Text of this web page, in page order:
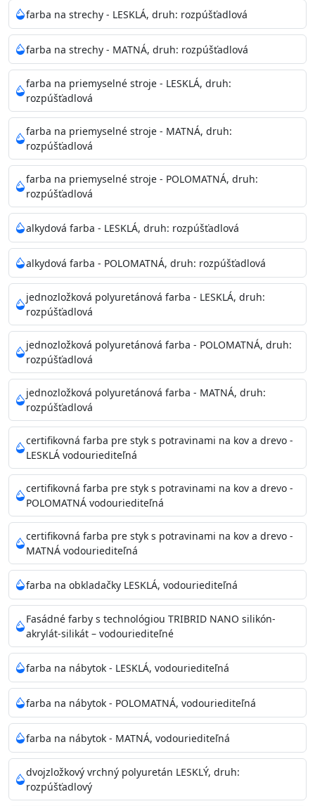
Neaplikujte pri teplote pod 5°C a nad teplotu 35°C alebo
pri relatívnej vlhkosti nad 80%.
Nepoužitá farba vyžaduje špeciálne zaobchádzanie na
bezpečnú likvidáciu.
Riedenie: do 10% vodou, podľa spôsobu aplikácie
Doba schnutia na dotyk
Doba na druhý náter: 3-4 hodiny
Balenie : 750ml, 1l, 3l, 9l, 15l
Výdatnosť na jednu vrstvu
Aplikácia: štetec, valček, striekacia pištoľ
Povrchová úprava: 1
Je možné tónovať v systéme Colorfull: áno
Merná hmotnosť : 1,54 ± 0,02 Kg / L (ISO 2811)
Čistenie: vodou
Príprava povrchu
Povrchy musia byť hladké, čisté, suché, zbavené prachu,
mastnoty, solí a materiálov so zlou priľnavosťou. Otvory
alebo trhliny vyplňte
akrylovým tmelom Acrylic putty, Visto alebo Acrylic light
putty a prebrúste. Nové alebo porézne povrchy natreté
menej kvalitnými farbami
vždy penetrujte. Odporúčané penetračné nátery
Acrylan Unco, Gypsum board alebo Vitex Primer 100% a
na škvrny použite Blanco eco
riediteľné vodou.
Skladovanie
48 mesiacov v orig. uzavretých obaloch medzi 5°C až
25°C
farba na strechy - LESKLÁ, druh: rozpúšťadlová
farba na strechy - MATNÁ, druh: rozpúšťadlová
farba na priemyselné stroje - LESKLÁ, druh:
rozpúšťadlová
farba na priemyselné stroje - MATNÁ, druh:
rozpúšťadlová
farba na priemyselné stroje - POLOMATNÁ, druh:
rozpúšťadlová
alkydová farba - LESKLÁ, druh: rozpúšťadlová
alkydová farba - POLOMATNÁ, druh: rozpúšťadlová
jednozložková polyuretánová farba - LESKLÁ, druh:
rozpúšťadlová
jednozložková polyuretánová farba - POLOMATNÁ, druh:
rozpúšťadlová
jednozložková polyuretánová farba - MATNÁ, druh:
rozpúšťadlová
certifikovná farba pre styk s potravinami na kov a drevo -
LESKLÁ vodouriediteľná
certifikovná farba pre styk s potravinami na kov a drevo -
POLOMATNÁ vodouriediteľná
certifikovná farba pre styk s potravinami na kov a drevo -
MATNÁ vodouriediteľná
farba na obkladačky LESKLÁ, vodouriediteľná
Fasádné farby s technológiou TRIBRID NANO silikón-
akrylát-silikát – vodouriediteľné
farba na nábytok - LESKLÁ, vodouriediteľná
farba na nábytok - POLOMATNÁ, vodouriediteľná
farba na nábytok - MATNÁ, vodouriediteľná
dvojzložkový vrchný polyuretán LESKLÝ, druh:
rozpúšťadlový